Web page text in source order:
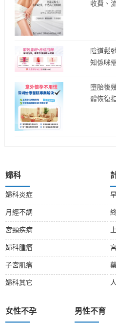
收費、
陰道鬆
知係咪
墮胎後
體恢復
婦科
婦科炎症
月經不調
宮頸疾病
婦科腫瘤
子宮肌瘤
婦科其它
女性不孕 男性不育